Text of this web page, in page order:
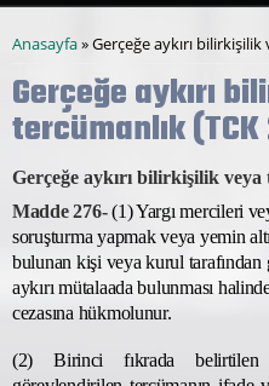
Buradasınız
Anasayfa» Gerçeğe aykırı
Gerçeğe aykırı
tercümanlık
Gerçeğe aykırı bilirkişilik veya
Madde 276-(1) Yargı mercileri
soruşturma yapmak veya yemin
bulunan kişi veya kurul
aykırı mütalaada bulunması
cezasına hükmolunur.
(2) Birinci fıkrada